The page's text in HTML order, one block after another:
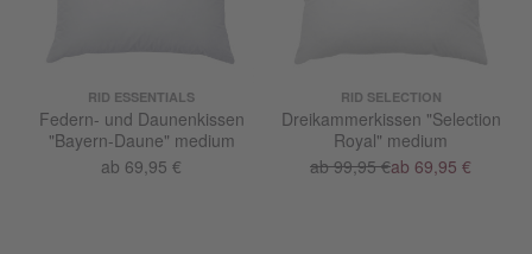
RID ESSENTIALS
Federn- und Daunenkissen
"Bayern-Daune" medium
ab 69,95 €
RID SELECTION
Dreikammerkissen "Selection
Royal" medium
ab 99,95 €ab 69,95 €